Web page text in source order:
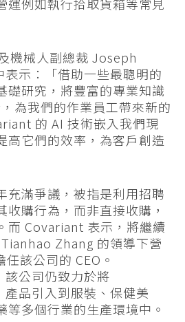
運例如執行拾取貨箱等常見
機械人副總裁 Joseph
示：「借助一些最聰明的
礎研究，將豐富的專業知識
為我們的作業員工帶來新的
的 AI 技術嵌入我們現
高它們的效率，為客戶創造
充滿爭議，被指是利用招聘
收購行為，而非直接收購，
而 Covariant 表示，將繼續
Zhang 的領導下營
該公司的 CEO。
公司仍致力於將
品引入到服裝、保健美
等多個行業的生產環境中。